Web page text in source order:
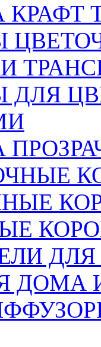
КРАФТ
ДЛЯ
ДОМА